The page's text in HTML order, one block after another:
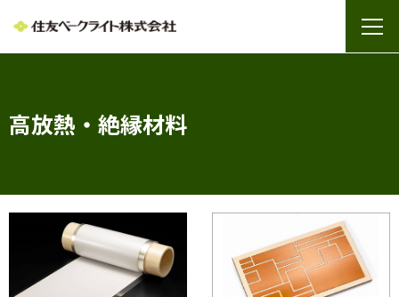
高放熱・絶縁材料